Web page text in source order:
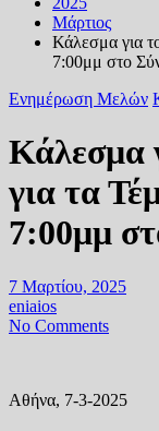
Μάρτιος
Κάλεσμα για
7:00μμ στο
Ενημέρωση Μελών
Κάλεσμα
για τα
7:00μμ
7 Μαρτίου, 2025
eniaios
No Comments
Αθήνα, 7-3-2025